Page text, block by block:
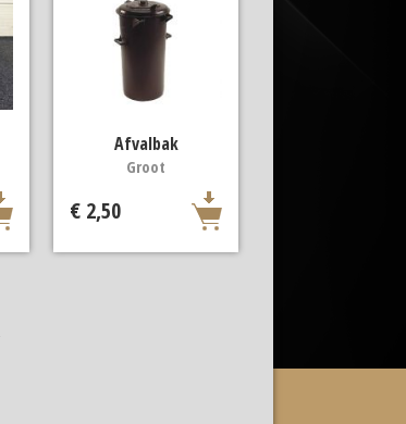
Afvalbak
Groot
€ 2,50